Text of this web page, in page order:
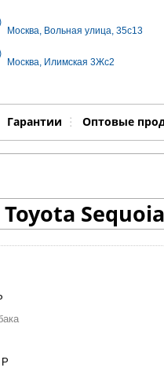
Москва, Вольная улица, 35с13
Москва, Илимская 3Жс2
Гарантии Оптовые
Выполняемые работы
Р